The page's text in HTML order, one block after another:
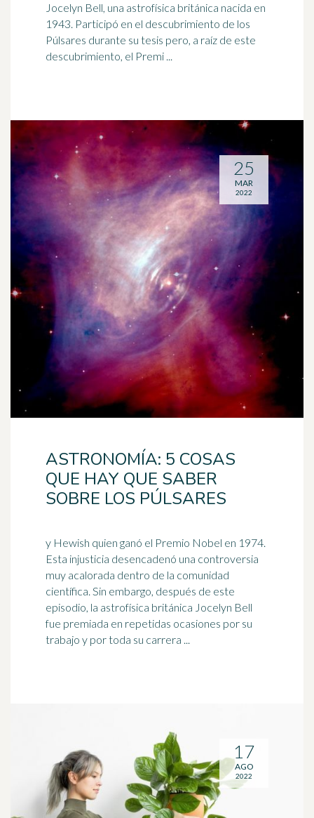
Jocelyn Bell, una astrofísica británica nacida en
1943. Participó en el descubrimiento de los
Púlsares durante su tesis pero, a raíz de este
descubrimiento, el Premi ...
ASTRONOMÍA: 5 COSAS
QUE HAY QUE SABER
SOBRE LOS PÚLSARES
y Hewish quien ganó el Premio Nobel en 1974.
Esta injusticia desencadenó una controversia
muy acalorada dentro de la comunidad
científica. Sin embargo, después de este
episodio, la astrofísica británica Jocelyn Bell
fue premiada en repetidas ocasiones por su
trabajo y por toda su carrera ...
25
MAR
2022
17
AGO
2022